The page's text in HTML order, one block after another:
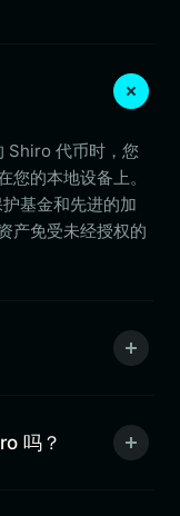
Shiro 代币时，您
的本地设备上。
基金和先进的加
产免受未经授权的
吗？